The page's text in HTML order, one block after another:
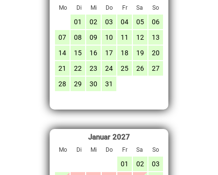
Mo Di Mi Do Fr Sa So
01 02 03 04 05
06
07
08 09 10 11 12
13
14
15 16 17 18 19
20
21
22 23 24 25 26
27
28
29 30 31
Januar 2027
Mo Di Mi Do Fr Sa So
01 02
03